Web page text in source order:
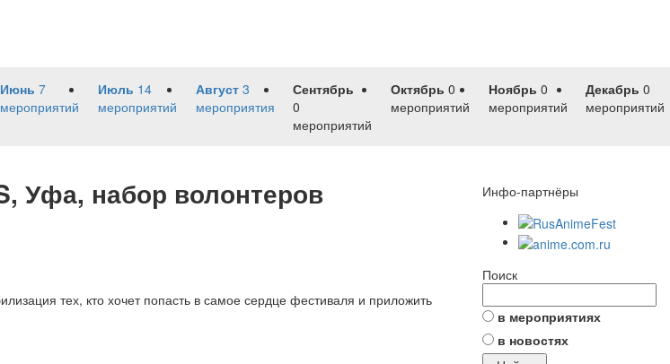
Июнь 7
мероприятий
Июль 14
мероприятий
Август 3
мероприятия
Сентябрь
0
мероприятий
Октябрь 0
мероприятий
Ноябрь 0
мероприятий
Декабрь 0
мероприятий
Уфа, набор волонтеров
тех, кто хочет попасть в самое сердце фестиваля и приложить
Инфо-партнёры
Поиск
в мероприятиях
в новостях